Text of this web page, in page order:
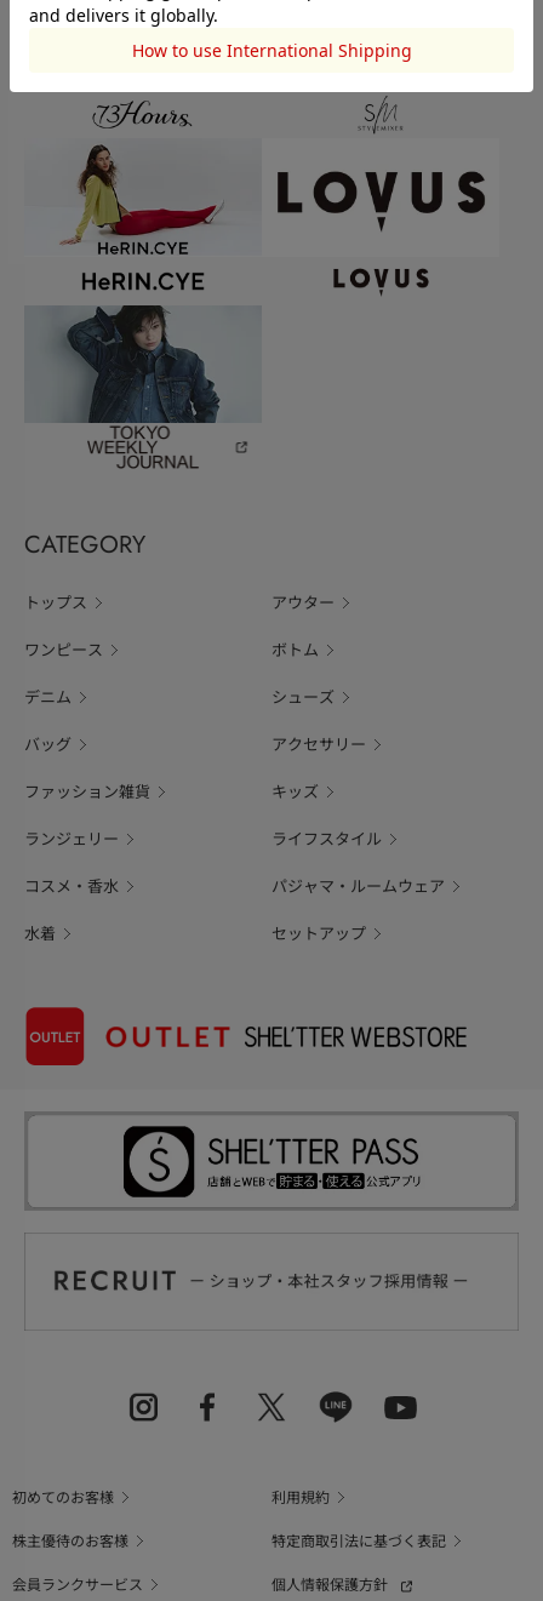
CATEGORY
トップス アウター
ワンピース ボトム
デニム シューズ
バッグ アクセサリー
ファッション雑貨 キッズ
ランジェリー ライフスタイル
コスメ・香水 パジャマ・ルームウェア
水着 セットアップ
初めてのお客様
利用規約
株主優待のお客様
特定商取引法に基づく表記
会員ランクサービス
個人情報保護方針